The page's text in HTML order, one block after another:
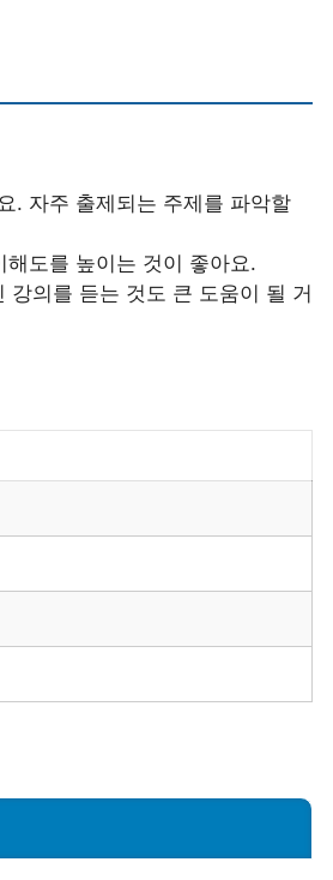
. 자주 출제되는 주제를 파악할
도를 높이는 것이 좋아요.
의를 듣는 것도 큰 도움이 될 거